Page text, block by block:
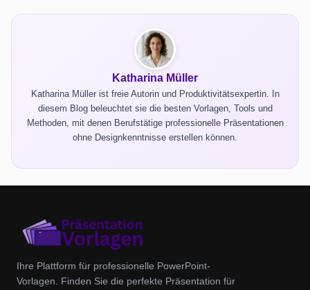
Katharina Müller
Katharina Müller ist freie Autorin und Produktivitätsexpertin. In
diesem Blog beleuchtet sie die besten Vorlagen, Tools und
Methoden, mit denen Berufstätige professionelle Präsentationen
ohne Designkenntnisse erstellen können.
Ihre Plattform für professionelle PowerPoint-
Vorlagen. Finden Sie die perfekte Präsentation für